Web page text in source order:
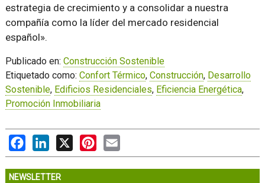
estrategia de crecimiento y a consolidar a nuestra
compañía como la líder del mercado residencial
español».
Publicado en: Construcción Sostenible
Etiquetado como: Confort Térmico, Construcción, Desarrollo
Sostenible, Edificios Residenciales, Eficiencia Energética,
Promoción Inmobiliaria
FacebookLinkedIn
X PinterestEmail
NEWSLETTER